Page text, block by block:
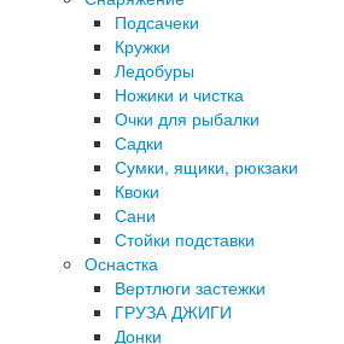
Подсачеки
Кружки
Ледобуры
Ножики и чистка
Очки для рыбалки
Садки
Сумки, ящики, рюкзаки
Квоки
Сани
Стойки подставки
Оснастка
Вертлюги застежки
ГРУЗА ДЖИГИ
Донки